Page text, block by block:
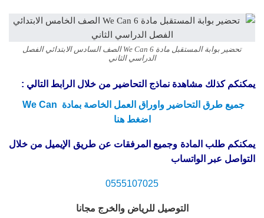
تحضير بوابة المستقبل مادة We Can 6 الصف السادس الابتدائي الفصل
الدراسي الثاني
يمكنكم كذلك مشاهدة نماذج التحاضير من خلال الرابط التالي :
اضغط هنا
يمكنكم طلب المادة وجميع المرفقات عن طريق الإيميل من خلال
التواصل عبر الواتساب
0555107025
التوصيل للرياض والخرج مجانا